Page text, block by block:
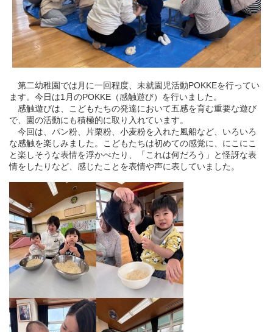
第二幼稚園では月に一回程度、未就園児活動POKKEを行ってい
ます。今日は1月のPOKKE（感触遊び）を行いました。
感触遊びは、こどもたちの発達において五感を育む重要な遊び
で、園の活動にも積極的に取り入れています。
今回は、パン粉、片栗粉、小麦粉を入れた風船など、いろいろ
な感触を楽しみました。こどもたちは初めての感覚に、にこにこ
と楽しそうな表情を浮かべたり、「これは何だろう」と怪訝な表
情をしたりなど、感じたことを表情や声に表していました。